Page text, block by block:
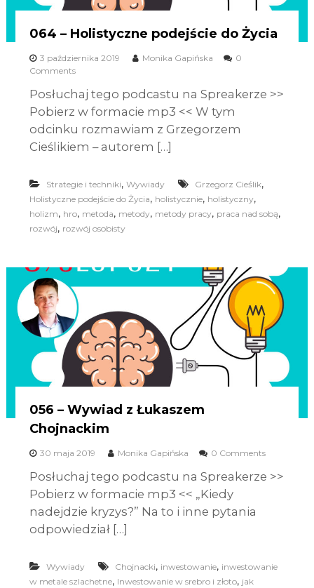
064 – Holistyczne podejście do Życia
3 października 2019 Monika Gapińska
0
Comments
Posłuchaj tego podcastu na Spreakerze >>
Pobierz w formacie mp3 << W tym
odcinku rozmawiam z Grzegorzem
Cieślikiem – autorem […]
Strategie i techniki, Wywiady Grzegorz Cieślik,
Holistyczne podejście do Życia, holistycznie, holistyczny,
holizm, hro, metoda, metody, metody pracy, praca nad sobą,
rozwój, rozwój osobisty
056 – Wywiad z Łukaszem
Chojnackim
30 maja 2019 Monika Gapińska 0 Comments
Posłuchaj tego podcastu na Spreakerze >>
Pobierz w formacie mp3 << „Kiedy
nadejdzie kryzys?” Na to i inne pytania
odpowiedział […]
Wywiady Chojnacki, inwestowanie, inwestowanie
w metale szlachetne, Inwestowanie w srebro i złoto, jak